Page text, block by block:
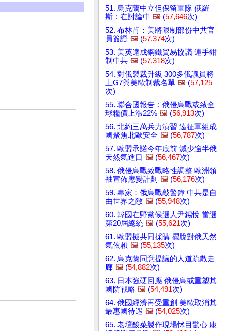
51. 烏克蘭中立但保留軍隊 俄羅
斯：在討論中 🖼️ (57,646次)
52. 布林肯：美將限制部份中共官
員簽證 🖼️ (57,374次)
53. 美英達成鋼鐵貿易協議 連手鉗
制中共 🖼️ (57,318次)
54. 對俄製裁升級 300多俄議員將
上G7與美歐制裁名單 🖼️ (57,125
次)
55. 聯合國報告：俄侵烏戰或致全
球糧價上漲22% 🖼️ (56,913次)
56. 北約三萬兵力演習 遠征軍組成
國聚焦北歐安全 🖼️ (56,787次)
57. 歐盟承諾今年底前 減少逾半俄
天然氣進口 🖼️ (56,467次)
58. 俄侵烏戰致戰略性調整 歐洲領
袖宣佈應變計劃 🖼️ (56,176次)
59. 專家：俄烏戰敲警鐘 中共是自
由世界之敵 🖼️ (55,948次)
60. 韓國在野黨候選人尹錫悅 當選
第20屆總統 🖼️ (55,621次)
61. 歐盟擬共同採購 擺脫對俄天然
氣依賴 🖼️ (55,135次)
62. 烏克蘭同意提議的人道疏散走
廊 🖼️ (54,882次)
63. 日本強硬回應 俄侵烏或重塑其
國防戰略 🖼️ (54,491次)
64. 俄國經濟再受重創 美歐取消其
最惠國待遇 🖼️ (54,025次)
65. 老壇酸菜製作現場怵目驚心 康